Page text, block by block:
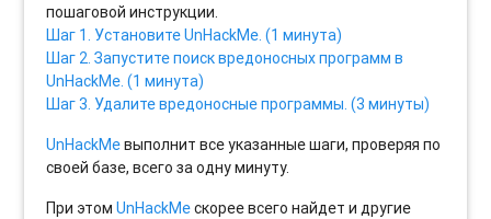
пошаговой инструкции.
Шаг 1. Установите UnHackMe. (1 минута)
Шаг 2. Запустите поиск вредоносных программ в
UnHackMe. (1 минута)
Шаг 3. Удалите вредоносные программы. (3 минуты)
UnHackMeвыполнит все указанные шаги, проверяя по
своей базе, всего за одну минуту.
При этомUnHackMeскорее всего найдет и другие